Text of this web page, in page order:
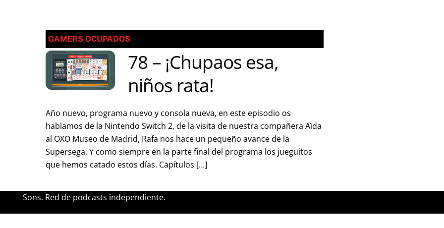
GAMERS OCUPADOS
78 – ¡Chupaos esa,
niños rata!
Año nuevo, programa nuevo y consola nueva, en este episodio os
hablamos de la Nintendo Switch 2, de la visita de nuestra compañera Aïda
al OXO Museo de Madrid, Rafa nos hace un pequeño avance de la
Supersega. Y como siempre en la parte final del programa los jueguitos
que hemos catado estos días. Capítulos […]
Sons. Red de podcasts independiente.